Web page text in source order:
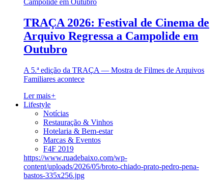
TRAÇA 2026: Festival de Cinema de
Arquivo Regressa a Campolide em
Outubro
A 5.ª edição da TRAÇA — Mostra de Filmes de Arquivos
Familiares acontece
Ler mais+
Lifestyle
Notícias
Restauração & Vinhos
Hotelaria & Bem-estar
Marcas & Eventos
F4F 2019
https://www.ruadebaixo.com/wp-
content/uploads/2026/05/broto-chiado-prato-pedro-pena-
bastos-335x256.jpg